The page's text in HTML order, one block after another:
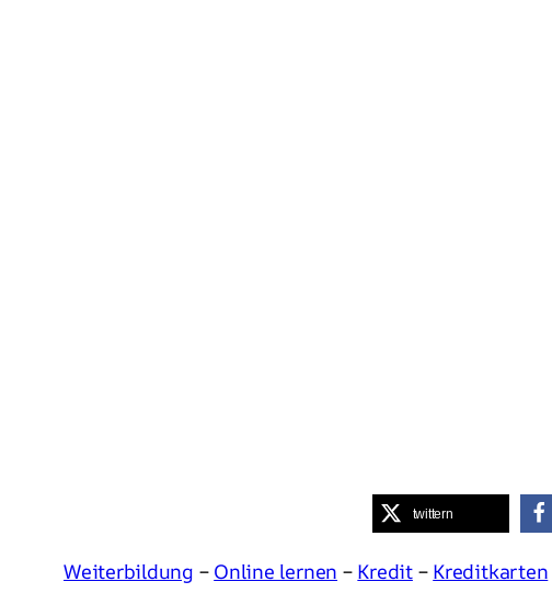
twittern
Weiterbildung – Online lernen – Kredit– Kreditkarten